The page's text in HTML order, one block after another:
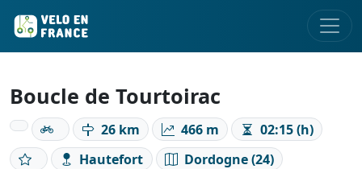
Boucle de Tourtoirac
26 km 466 m
02:15 (h)
Hautefort
Dordogne (24)